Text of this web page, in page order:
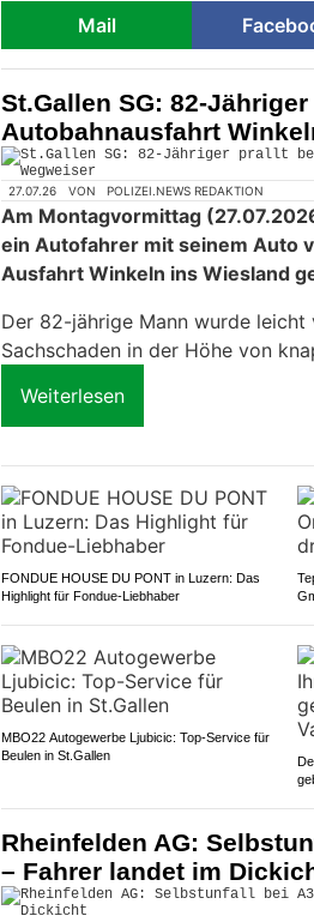
Mail
St.Gallen SG: 82-
Autobahnausfahrt
27.07.26 VON POLIZEI.NEWS REDAKTION
Am Montagvormittag
ein Autofahrer mit seinem Auto
Ausfahrt Winkeln ins Wiesland
Der 82-jährige Mann wurde leicht
Sachschaden in der Höhe von
Weiterlesen
FONDUE HOUSE DU PONT in Luzern: Das
Highlight für Fondue-Liebhaber
MBO22 Autogewerbe Ljubicic: Top-Service für
Beulen in St.Gallen
Rheinfelden AG:
– Fahrer landet im